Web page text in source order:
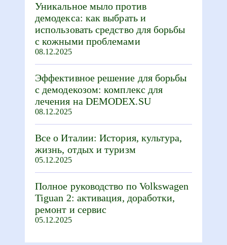
Уникальное мыло против
демодекса: как выбрать и
использовать средство для борьбы
с кожными проблемами
08.12.2025
Эффективное решение для борьбы
с демодекозом: комплекс для
лечения на DEMODEX.SU
08.12.2025
Все о Италии: История, культура,
жизнь, отдых и туризм
05.12.2025
Полное руководство по Volkswagen
Tiguan 2: активация, доработки,
ремонт и сервис
05.12.2025